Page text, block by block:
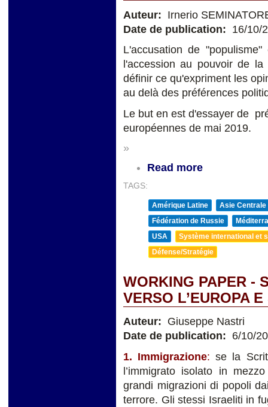
Auteur: Irnerio
Date de publication: 16/10/
L'accusation de
l'accession au pouvoir de
définir ce qu'expriment les
au delà des préférences
Le but en est d'essayer de
européennes de mai 2019.
»
Read more
TAGS:
Amérique Latine
Asie Centrale
Fédération de Russie
USA
Système international et
Défense/Stratégie
WORKING PAPER -
VERSO L’EUROPA
Auteur: Giuseppe Nastri
Date de publication: 6/10/
1. Immigrazione: se la
l’immigrato isolato in
grandi migrazioni di popoli
terrore. Gli stessi Israeliti in